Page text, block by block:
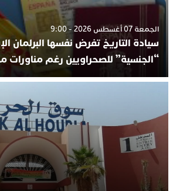
الجمعة 07 أغسطس 2026 - 9:00
سيادة التاريخ تفرض نفسها البرلمان
“الجنسية” للصحراويين رغم مناورات